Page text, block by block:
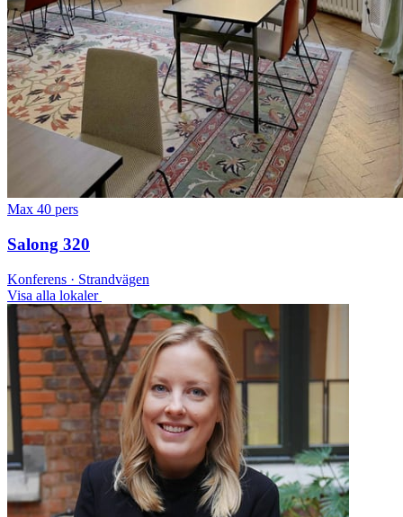
Max 40 pers
Salong 320
Konferens · Strandvägen
Visa alla lokaler